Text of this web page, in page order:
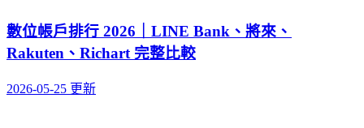
數位帳戶排行 2026｜LINE Bank、將來、
Rakuten、Richart 完整比較
2026-05-25 更新